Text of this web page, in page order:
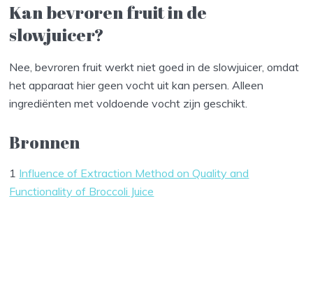
Kan bevroren fruit in de
slowjuicer?
Nee, bevroren fruit werkt niet goed in de slowjuicer, omdat
het apparaat hier geen vocht uit kan persen. Alleen
ingrediënten met voldoende vocht zijn geschikt.
Bronnen
1 Influence of Extraction Method on Quality and
Functionality of Broccoli Juice